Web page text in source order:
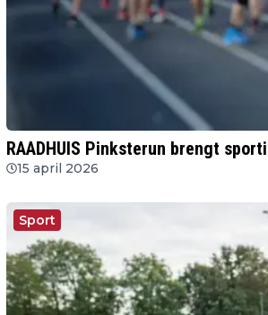
RAADHUIS Pinksterun brengt
15 april 2026
Sport